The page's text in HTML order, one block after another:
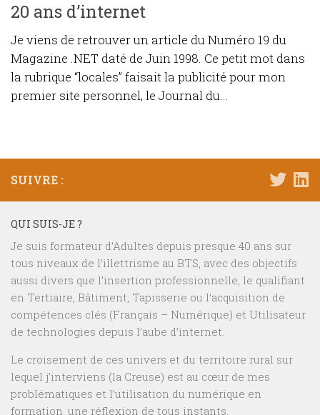
20 ans d’internet
Je viens de retrouver un article du Numéro 19 du
Magazine .NET daté de Juin 1998. Ce petit mot dans
la rubrique “locales” faisait la publicité pour mon
premier site personnel, le Journal du...
SUIVRE :
QUI SUIS-JE ?
Je suis formateur d’Adultes depuis presque 40 ans sur
tous niveaux de l’illettrisme au BTS, avec des objectifs
aussi divers que l’insertion professionnelle, le qualifiant
en Tertiaire, Bâtiment, Tapisserie ou l’acquisition de
compétences clés (Français – Numérique) et Utilisateur
de technologies depuis l’aube d’internet.
Le croisement de ces univers et du territoire rural sur
lequel j’interviens (la Creuse) est au cœur de mes
problématiques et l’utilisation du numérique en
formation, une réflexion de tous instants.